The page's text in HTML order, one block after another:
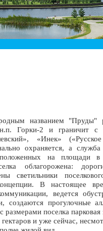
названием "Пруды"
Горки-2 и граничит с
«Инек»
охраняется, а служба
на площади в
облагорожена:
светильники
В настоящее
ведется
прогулочные
поселка парковая
и уже сейчас,